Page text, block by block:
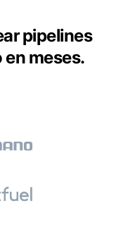
pipelines
meses.